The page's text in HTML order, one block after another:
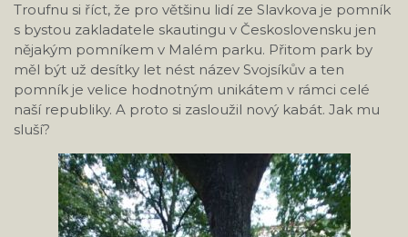
KONTAKTY
TÁBORY
Troufnu si říct, že pro většinu lidí ze Slavkova je pomník
s bystou zakladatele skautingu v Československu jen
nějakým pomníkem v Malém parku. Přitom park by
měl být už desítky let nést název Svojsíkův a ten
pomník je velice hodnotným unikátem v rámci celé
naší republiky. A proto si zasloužil nový kabát. Jak mu
sluší?